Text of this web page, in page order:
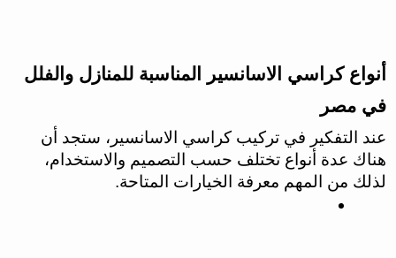
أنواع كراسي الاسانسير المناسبة للمنازل والفلل
في مصر
عند التفكير في تركيب كراسي الاسانسير، ستجد أن
هناك عدة أنواع تختلف حسب التصميم والاستخدام،
لذلك من المهم معرفة الخيارات المتاحة.